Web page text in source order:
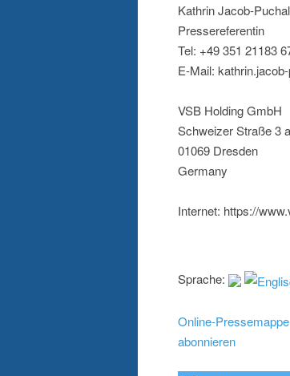
Kathrin Jacob-
Pressereferentin
Tel: +49 351 21183
E-Mail:
VSB Holding GmbH
Schweizer Straße 3 a
01069 Dresden
Germany
Internet: https://
Sprache:
Online-
abonnieren